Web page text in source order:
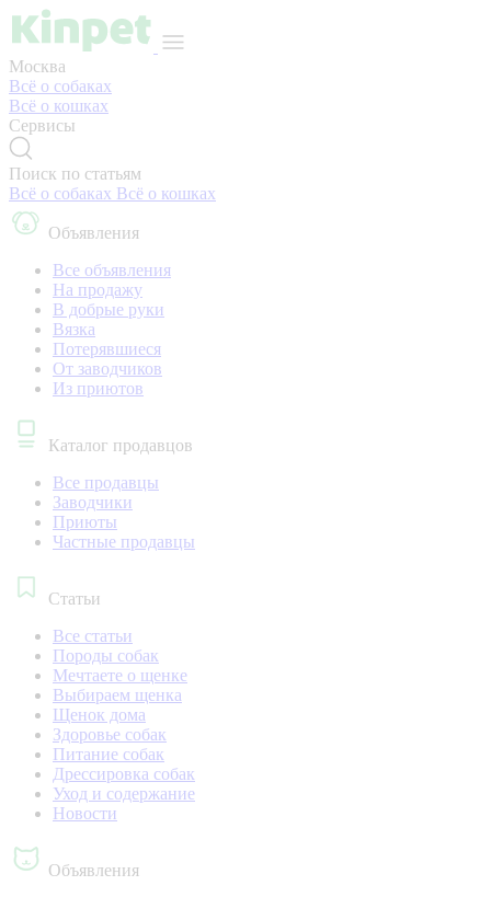
Москва
Всё о собаках
Всё о кошках
Сервисы
Поиск по статьям
Всё о собаках Всё о кошках
Объявления
Все объявления
На продажу
В добрые руки
Вязка
Потерявшиеся
От заводчиков
Из приютов
Каталог продавцов
Все продавцы
Заводчики
Приюты
Частные продавцы
Статьи
Все статьи
Породы собак
Мечтаете о щенке
Выбираем щенка
Щенок дома
Здоровье собак
Питание собак
Дрессировка собак
Уход и содержание
Новости
Объявления